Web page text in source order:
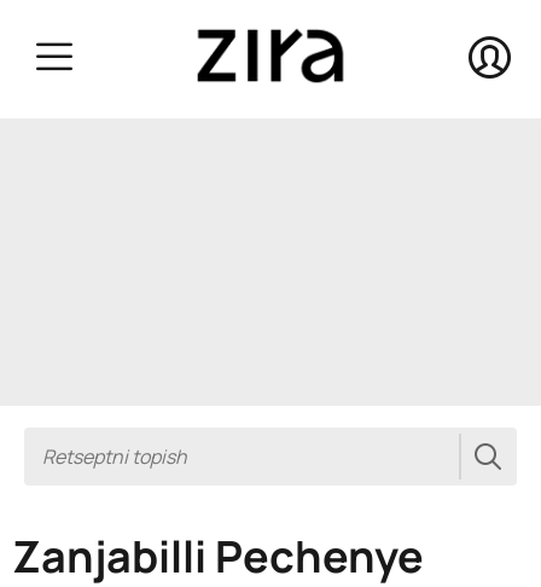
Zanjabilli Pechenye